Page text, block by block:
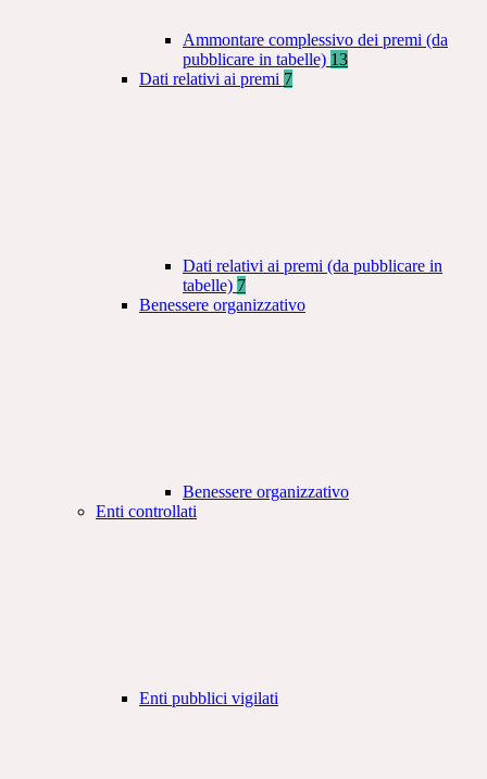
Ammontare complessivo dei premi (da
pubblicare in tabelle) 13
Dati relativi ai premi 7
Dati relativi ai premi (da pubblicare in
tabelle) 7
Benessere organizzativo
Benessere organizzativo
Enti controllati
Enti pubblici vigilati